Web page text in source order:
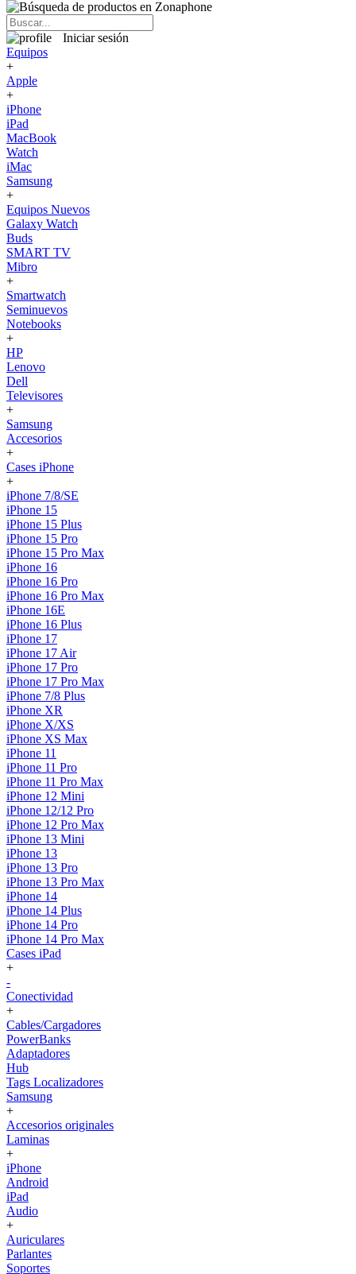
Iniciar sesión
Equipos
+
Apple
+
iPhone
iPad
MacBook
Watch
iMac
Samsung
+
Equipos Nuevos
Galaxy Watch
Buds
SMART TV
Mibro
+
Smartwatch
Seminuevos
Notebooks
+
HP
Lenovo
Dell
Televisores
+
Samsung
Accesorios
+
Cases iPhone
+
iPhone 7/8/SE
iPhone 15
iPhone 15 Plus
iPhone 15 Pro
iPhone 15 Pro Max
iPhone 16
iPhone 16 Pro
iPhone 16 Pro Max
iPhone 16E
iPhone 16 Plus
iPhone 17
iPhone 17 Air
iPhone 17 Pro
iPhone 17 Pro Max
iPhone 7/8 Plus
iPhone XR
iPhone X/XS
iPhone XS Max
iPhone 11
iPhone 11 Pro
iPhone 11 Pro Max
iPhone 12 Mini
iPhone 12/12 Pro
iPhone 12 Pro Max
iPhone 13 Mini
iPhone 13
iPhone 13 Pro
iPhone 13 Pro Max
iPhone 14
iPhone 14 Plus
iPhone 14 Pro
iPhone 14 Pro Max
Cases iPad
+
-
Conectividad
+
Cables/Cargadores
PowerBanks
Adaptadores
Hub
Tags Localizadores
Samsung
+
Accesorios originales
Laminas
+
iPhone
Android
iPad
Audio
+
Auriculares
Parlantes
Soportes